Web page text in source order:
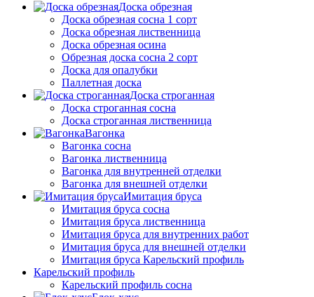
Доска обрезная
Доска обрезная сосна 1 сорт
Доска обрезная лиственница
Доска обрезная осина
Обрезная доска сосна 2 сорт
Доска для опалубки
Паллетная доска
Доска строганная
Доска строганная сосна
Доска строганная лиственница
Вагонка
Вагонка сосна
Вагонка лиственница
Вагонка для внутренней отделки
Вагонка для внешней отделки
Имитация бруса
Имитация бруса сосна
Имитация бруса лиственница
Имитация бруса для внутренних работ
Имитация бруса для внешней отделки
Имитация бруса Карельский профиль
Карельский профиль
Карельский профиль сосна